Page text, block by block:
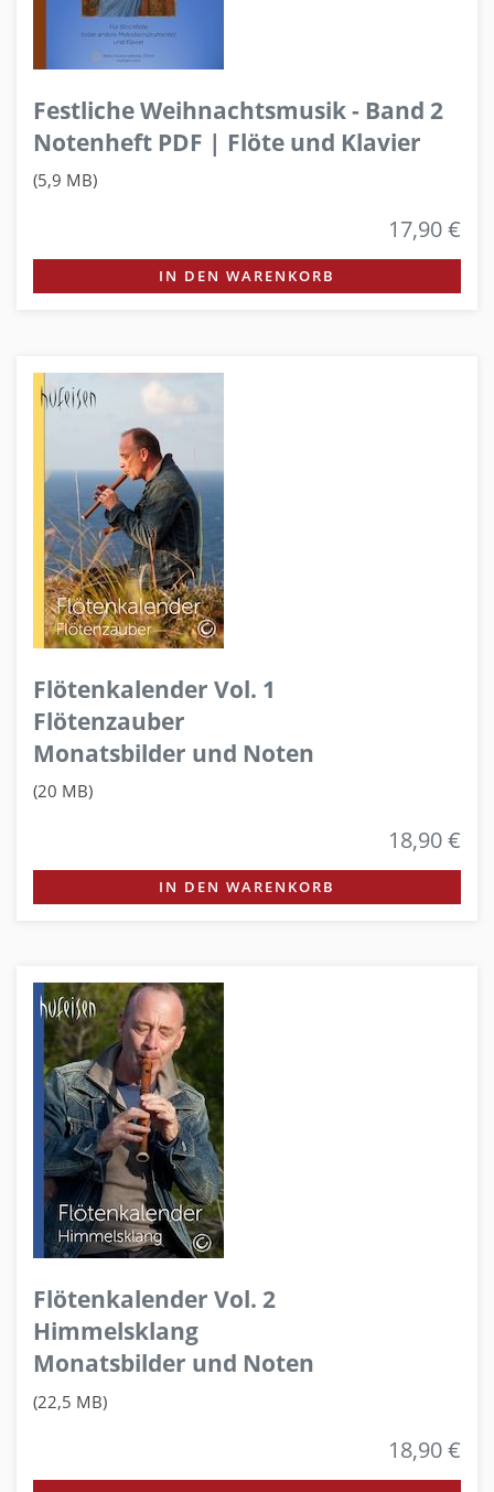
Festliche Weihnachtsmusik - Band 2
Notenheft PDF | Flöte und Klavier
(5,9 MB)
17,90 €
IN DEN WARENKORB
Flötenkalender Vol. 1
Flötenzauber
Monatsbilder und Noten
(20 MB)
18,90 €
IN DEN WARENKORB
Flötenkalender Vol. 2
Himmelsklang
Monatsbilder und Noten
(22,5 MB)
18,90 €